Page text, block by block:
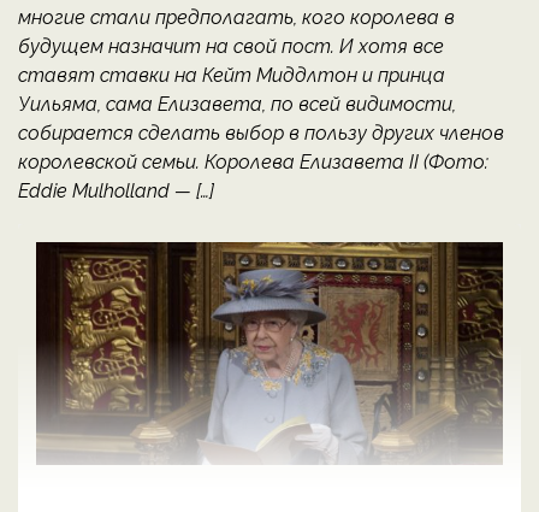
многие стали предполагать, кого королева в
будущем назначит на свой пост. И хотя все
ставят ставки на Кейт Миддлтон и принца
Уильяма, сама Елизавета, по всей видимости,
собирается сделать выбор в пользу других членов
королевской семьи. Королева Елизавета II (Фото:
Eddie Mulholland — […]